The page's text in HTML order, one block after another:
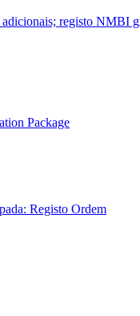
registo NMBI
Package
Registo Ordem